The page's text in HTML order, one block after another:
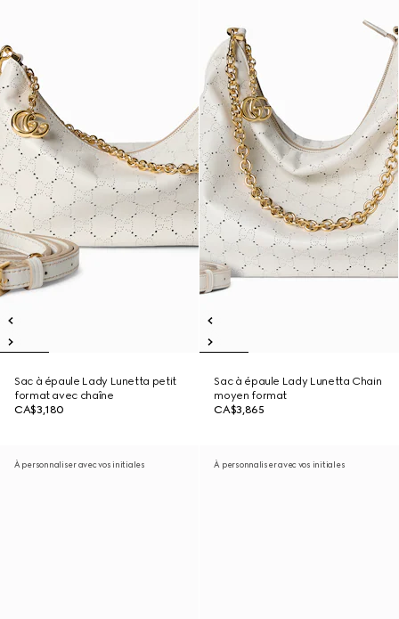
Sac à épaule Lady Lunetta petit
format avec chaîne
CA$3,180
Sac à épaule Lady Lunetta Chain
moyen format
CA$3,865
À personnaliser avec vos initiales À personnaliser avec vos initiales